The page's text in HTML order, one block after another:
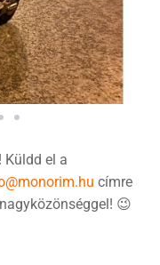
Küldd el a
címre
😉